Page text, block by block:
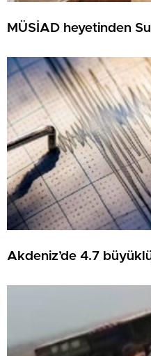
MÜSİAD heyetinden
Akdeniz’de 4.7